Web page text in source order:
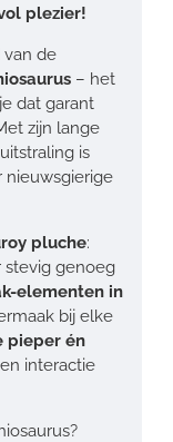
plezier!
van de
– het
dat garant
zijn lange
is
nieuwsgierige
pluche:
stevig genoeg
elementen in
bij elke
pieper én
interactie